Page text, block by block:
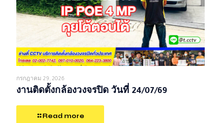
กรกฎาคม 29, 2026
งานติดตั้งกล้องวงจรปิด วันที่ 24/07/69
Read more